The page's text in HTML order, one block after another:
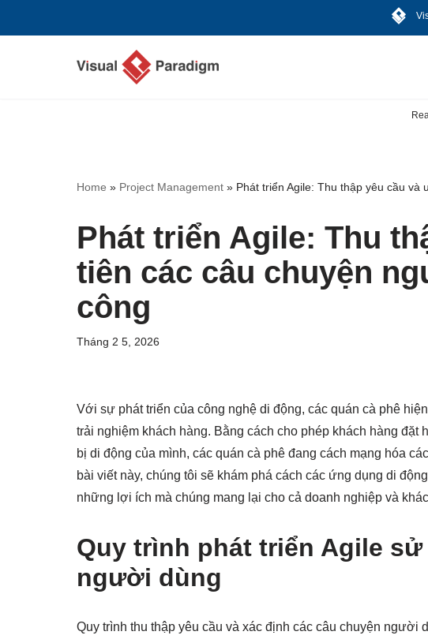
Home » Project Management » Phát triển Agile: Thu thập yêu cầu
Phát triển Agile: Thu
tiên các câu chuyện
công
Tháng 2 5, 2026
Với sự phát triển của công nghệ di động, các quán cà phê
trải nghiệm khách hàng. Bằng cách cho phép khách hàng
bị di động của mình, các quán cà phê đang cách mạng hóa
bài viết này, chúng tôi sẽ khám phá cách các ứng dụng di
những lợi ích mà chúng mang lại cho cả doanh nghiệp và
Quy trình phát triển Agile
người dùng
Quy trình thu thập yêu cầu và xác định các câu chuyện người